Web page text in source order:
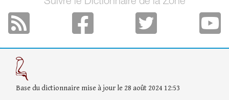
Suivre le Dictionnaire de la Zone
Base du dictionnaire mise à jour le 28 août 2024 12:53